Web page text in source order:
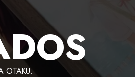
OTAKU.